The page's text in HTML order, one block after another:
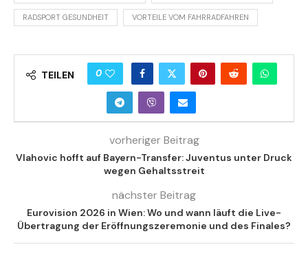
RADSPORT GESUNDHEIT VORTEILE VOM FAHRRADFAHREN
TEILEN 0
vorheriger Beitrag
Vlahovic hofft auf Bayern-Transfer: Juventus unter Druck
wegen Gehaltsstreit
nächster Beitrag
Eurovision 2026 in Wien: Wo und wann läuft die Live-
Übertragung der Eröffnungszeremonie und des Finales?